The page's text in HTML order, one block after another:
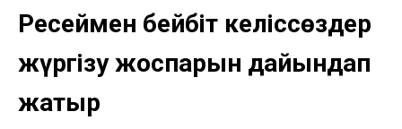
Ресеймен бейбіт келіссөздер
жүргізу жоспарын дайындап
жатыр